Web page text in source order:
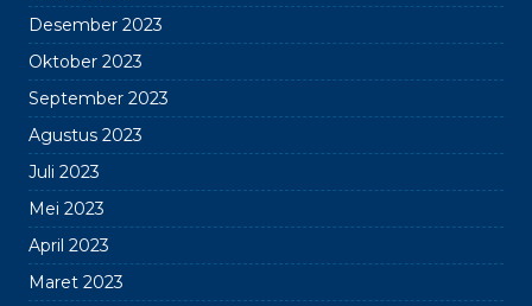
Desember 2023
Oktober 2023
September 2023
Agustus 2023
Juli 2023
Mei 2023
April 2023
Maret 2023